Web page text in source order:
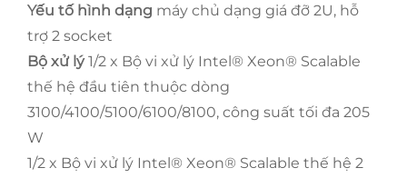
Yếu tố hình dạng máy chủ dạng giá đỡ 2U, hỗ
trợ 2 socket
Bộ xử lý1/2 x Bộ vi xử lý Intel® Xeon® Scalable
thế hệ đầu tiên thuộc dòng
3100/4100/5100/6100/8100, công suất tối đa 205
W
1/2 x Bộ vi xử lý Intel® Xeon® Scalable thế hệ 2